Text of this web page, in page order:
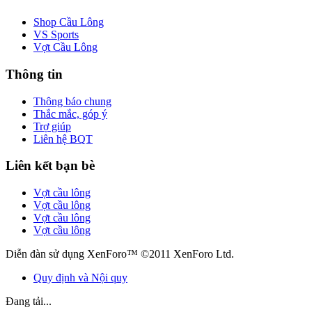
Shop Cầu Lông
VS Sports
Vợt Cầu Lông
Thông tin
Thông báo chung
Thắc mắc, góp ý
Trợ giúp
Liên hệ BQT
Liên kết bạn bè
Vợt cầu lông
Vợt cầu lông
Vợt cầu lông
Vợt cầu lông
Diễn đàn sử dụng XenForo™ ©2011 XenForo Ltd.
Quy định và Nội quy
Đang tải...